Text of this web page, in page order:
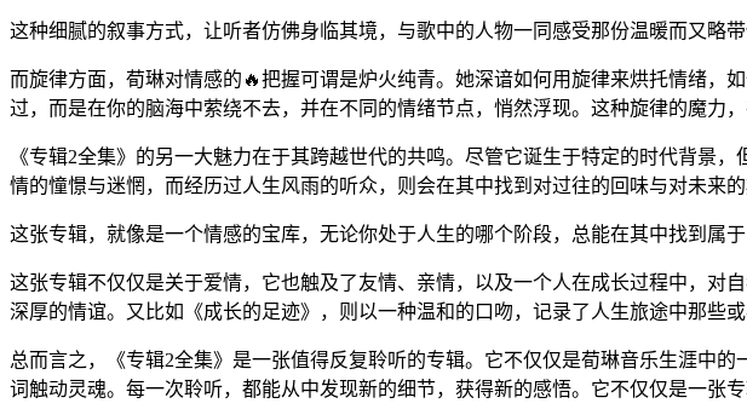
这种细腻的叙事方式，让听者仿佛身临其境，与歌中的人物一同感受那份温暖而又略带
而旋律方面，荀琳对情感的🔥把握可谓是炉火纯青。她深谙如何用旋律来烘托情绪
过，而是在你的脑海中萦绕不去，并在不同的情绪节点，悄然浮现。这种旋律的魔力
《专辑2全集》的另一大魅力在于其跨越世代的共鸣。尽管它诞生于特定的时代背景
情的憧憬与迷惘，而经历过人生风雨的听众，则会在其中找到对过往的回味与对未来的
这张专辑，就像是一个情感的宝库，无论你处于人生的哪个阶段，总能在其中找到属于
这张专辑不仅仅是关于爱情，它也触及了友情、亲情，以及一个人在成长过程中，对
深厚的情谊。又比如《成长的足迹》，则以一种温和的口吻，记录了人生旅途中那些
总而言之，《专辑2全集》是一张值得反复聆听的专辑。它不仅仅是荀琳音乐生涯中
词触动灵魂。每一次聆听，都能从中发现新的细节，获得新的感悟。它不仅仅是一张